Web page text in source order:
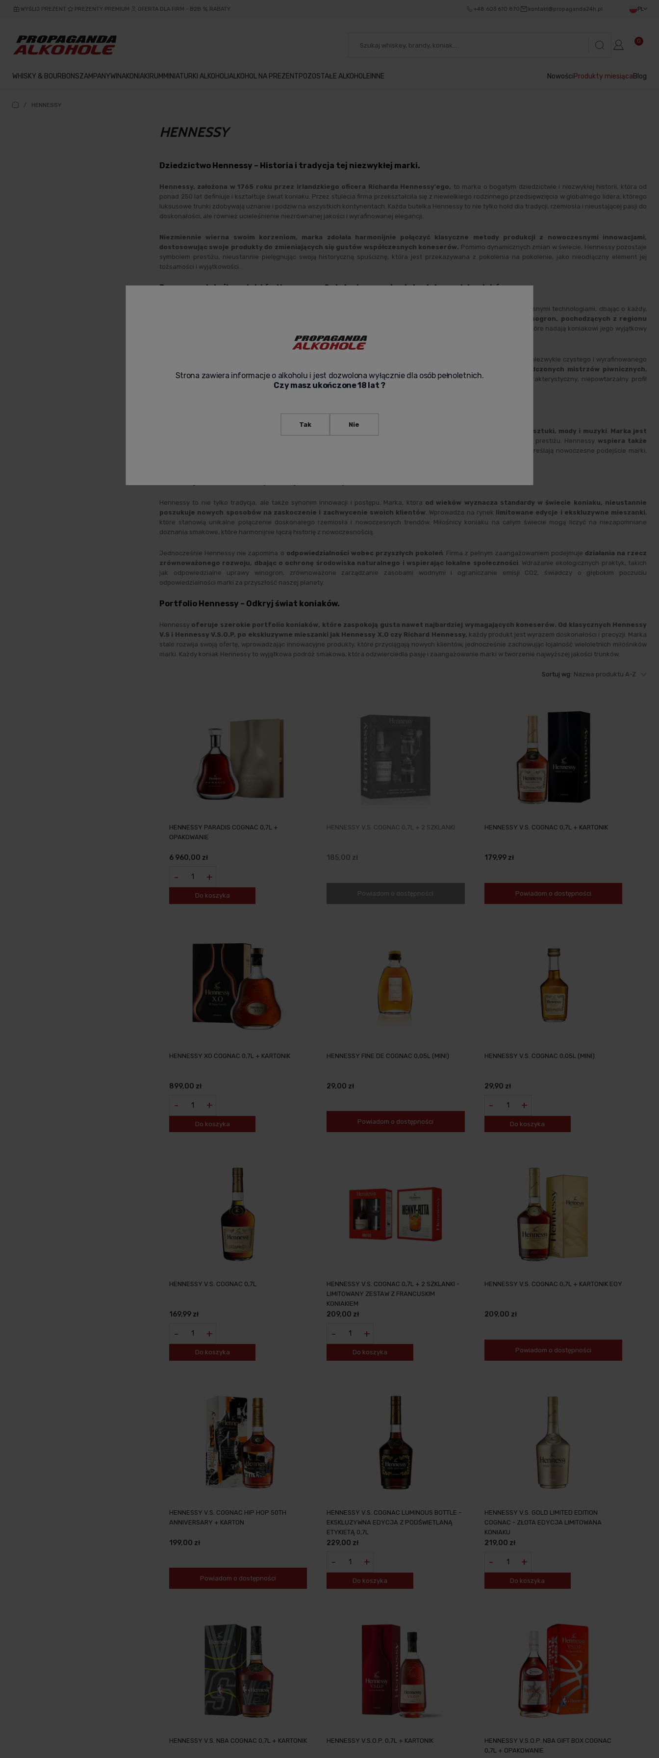
WYŚLIJ PREZENT PREZENTY PREMIUM OFERTA DLA FIRM - B2B RABATY +48 603 610 870 kontakt@propaganda24h.pl PL
0
WHISKY & BOURBONSZAMPANYWINAKONIAKI RUM MINIATURKI ALKOHOLIALKOHOL NA PREZENTPOZOSTAŁE ALKOHOLE INNE NowościProdukty miesiącaBlog
/ HENNESSY
HENNESSY
Dziedzictwo Hennessy – Historia i tradycja tej niezwykłej marki.
Hennessy, założona w 1765 roku przez irlandzkiego oficera Richarda Hennessy'ego, to marka o bogatym dziedzictwie i niezwykłej historii, która od
ponad 250 lat definiuje i kształtuje świat koniaku. Przez stulecia firma przekształciła się z niewielkiego rodzinnego przedsięwzięcia w globalnego lidera, którego
luksusowe trunki zdobywają uznanie i podziw na wszystkich kontynentach. Każda butelka Hennessy to nie tylko hołd dla tradycji, rzemiosła i nieustającej pasji do
doskonałości, ale również ucieleśnienie niezrównanej jakości i wyrafinowanej elegancji.
Niezmiennie wierna swoim korzeniom, marka zdołała harmonijnie połączyć klasyczne metody produkcji z nowoczesnymi innowacjami,
dostosowując swoje produkty do zmieniających się gustów współczesnych koneserów. Pomimo dynamicznych zmian w świecie, Hennessy pozostaje
symbolem prestiżu, nieustannie pielęgnując swoją historyczną spuściznę, która jest przekazywana z pokolenia na pokolenie, jako nieodłączny element jej
tożsamości i wyjątkowości.
Proces produkcji produktów Hennessy – Sztuka tworzenia nietuzinkowych koniaków.
, który harmonijnie łączy głęboko zakorzenioną tradycję z nowoczesnymi technologiami, dbając o każdy,
od selekcji najdoskonalszych winogron, pochodzących z regionu
, które nadają koniakowi jego wyjątkowy
, która pozwala na uzyskanie niezwykle czystego i wyrafinowanego
mieszana przez doświadczonych mistrzów piwnicznych,
których wiedza i kunszt są przekazywane z pokolenia na pokolenie, co gwarantuje niezmiennie wysoką jakość i charakterystyczny, niepowtarzalny profil
smakowy koniaków Hennessy, niezależnie od roku produkcji.
ikona kultury, która odgrywa znaczącą rolę w świecie sztuki, mody i muzyki. Marka jest
, co umacnia jej pozycję jako symbolu luksusu i prestiżu. Hennessy wspiera także
. Współprace te podkreślają nowoczesne podejście marki,
Hennessy to nie tylko tradycja, ale także synonim innowacji i postępu. Marka, która od wieków wyznacza standardy w świecie koniaku, nieustannie
poszukuje nowych sposobów na zaskoczenie i zachwycenie swoich klientów. Wprowadza na rynek limitowane edycje i ekskluzywne mieszanki,
które stanowią unikalne połączenie doskonałego rzemiosła i nowoczesnych trendów. Miłośnicy koniaku na całym świecie mogą liczyć na niezapomniane
doznania smakowe, które harmonijnie łączą historię z nowoczesnością.
Jednocześnie Hennessy nie zapomina o odpowiedzialności wobec przyszłych pokoleń. Firma z pełnym zaangażowaniem podejmuje działania na rzecz
zrównoważonego rozwoju, dbając o ochronę środowiska naturalnego i wspierając lokalne społeczności. Wdrażanie ekologicznych praktyk, takich
jak odpowiedzialne uprawy winogron, zrównoważone zarządzanie zasobami wodnymi i ograniczanie emisji CO2, świadczy o głębokim poczuciu
odpowiedzialności marki za przyszłość naszej planety.
Portfolio Hennessy – Odkryj świat koniaków.
Hennessy oferuje szerokie portfolio koniaków, które zaspokoją gusta nawet najbardziej wymagających koneserów. Od klasycznych Hennessy
V.S i Hennessy V.S.O.P, po ekskluzywne mieszanki jak Hennessy X.O czy Richard Hennessy, każdy produkt jest wyrazem doskonałości i precyzji. Marka
stale rozwija swoją ofertę, wprowadzając innowacyjne produkty, które przyciągają nowych klientów, jednocześnie zachowując lojalność wieloletnich miłośników
marki. Każdy koniak Hennessy to wyjątkowa podróż smakowa, która odzwierciedla pasję i zaangażowanie marki w tworzenie najwyższej jakości trunków.
Sortuj wg: Nazwa produktu A-Z
HENNESSY PARADIS COGNAC 0,7L +
OPAKOWANIE
6 960,00 zł
- +
Do koszyka
HENNESSY V.S. COGNAC 0,7L + 2 SZKLANKI
185,00 zł
Powiadom o dostępności
HENNESSY V.S. COGNAC 0,7L + KARTONIK
179,99 zł
Powiadom o dostępności
HENNESSY XO COGNAC 0,7L + KARTONIK
899,00 zł
- +
Do koszyka
HENNESSY FINE DE COGNAC 0,05L (MINI)
29,00 zł
Powiadom o dostępności
HENNESSY V.S. COGNAC 0,05L (MINI)
29,90 zł
- +
Do koszyka
HENNESSY V.S. COGNAC 0,7L
169,99 zł
- +
Do koszyka
HENNESSY V.S. COGNAC 0,7L + 2 SZKLANKI -
LIMITOWANY ZESTAW Z FRANCUSKIM
KONIAKIEM
209,00 zł
- +
Do koszyka
HENNESSY V.S. COGNAC 0,7L + KARTONIK EOY
209,00 zł
Powiadom o dostępności
HENNESSY V.S. COGNAC HIP HOP 50TH
ANNIVERSARY + KARTON
199,00 zł
Powiadom o dostępności
HENNESSY V.S. COGNAC LUMINOUS BOTTLE -
EKSKLUZYWNA EDYCJA Z PODŚWIETLANĄ
ETYKIETĄ 0,7L
229,00 zł
- +
Do koszyka
HENNESSY V.S. GOLD LIMITED EDITION
COGNAC - ZŁOTA EDYCJA LIMITOWANA
KONIAKU
219,00 zł
- +
Do koszyka
HENNESSY V.S. NBA COGNAC 0,7L + KARTONIK HENNESSY V.S.O.P. 0,7L + KARTONIK
HENNESSY V.S.O.P. NBA GIFT BOX COGNAC
0,7L + OPAKOWANIE
Strona zawiera informacje o alkoholu i jest dozwolona wyłącznie dla osób pełnoletnich.
Czy masz ukończone 18 lat ?
Tak Nie